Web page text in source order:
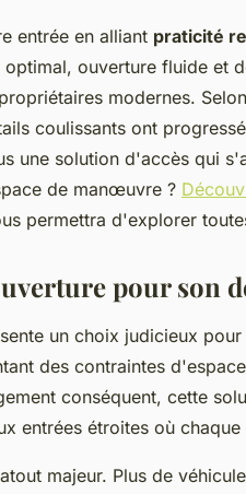
entrée en alliant praticité
ouverture fluide et
modernes.
coulissants ont
une solution d'accès qui
de manœuvre ?
permettra d'explorer
pour son
un choix judicieux
des contraintes
conséquent, cette
entrées étroites où
majeur. Plus de